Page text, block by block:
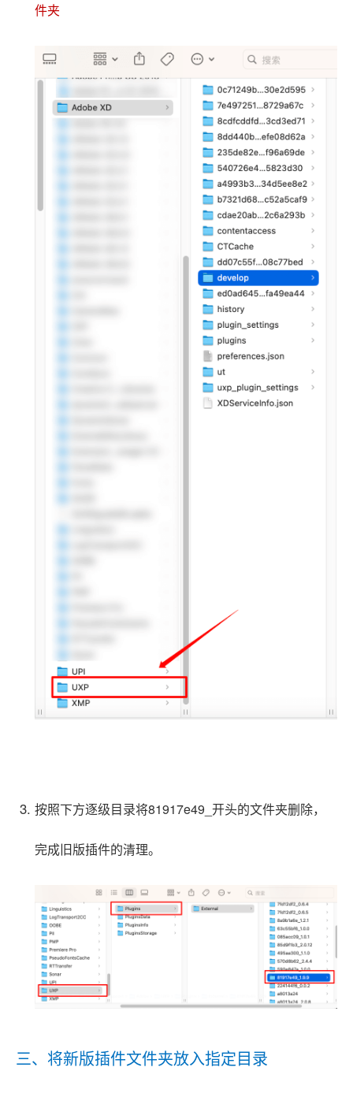
件夹
按照下方逐级目录将81917e49_开头的文件夹删除，
完成旧版插件的清理。
三、将新版插件文件夹放入指定目录